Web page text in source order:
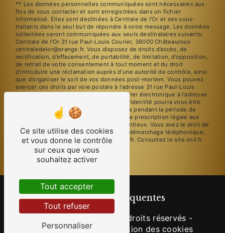
** Les données personnelles communiquées sont nécessaires aux
fins de vous contacter et sont enregistrées dans un fichier
informatisé. Elles sont destinées à Centrale de l'Or et ses sous-
traitants dans le seul but de répondre à votre message. Les données
collectées seront communiquées aux seuls destinataires suivants:
Centrale de l'Or 31 rue Paul-Louis Courier, 36000 Châteauroux
centraledelor@orange.fr. Vous disposez de droits d’accès, de
rectification, d’effacement, de portabilité, de limitation, d’opposition,
de retrait de votre consentement à tout moment et du droit
d’introduire une réclamation auprès d’une autorité de contrôle, ainsi
que d’organiser le sort de vos données post-mortem. Vous pouvez
exercer ces droits par voie postale à l'adresse 31 rue Paul-Louis
Courier, 36000 Châteauroux ou par courrier électronique à l'adresse
centraledelor@orange.fr. Un justificatif d'identité pourra vous être
demandé. Nous conservons vos données pendant la période de
prise de contact puis pendant la durée de prescription légale aux
fins probatoires et de gestion des contentieux. Vous avez le droit de
vous inscrire sur la liste d'opposition au démarchage téléphonique,
disponible à cette adresse:Bloctel.gouv.fr. Consultez le site cnil.fr
pour plus d’informations sur vos droits.
Recherches fréquentes
- 2026 - Tous droits réservés -
Mentions légales
Gestion des cookies
Ce site utilise des cookies
et vous donne le contrôle
sur ceux que vous
souhaitez activer
Tout accepter
Tout refuser
Personnaliser